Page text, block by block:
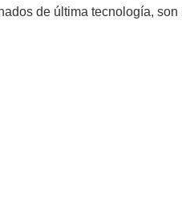
de última tecnología, son